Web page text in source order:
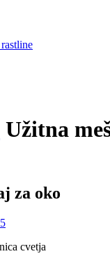
Užitna
za oko
cvetja